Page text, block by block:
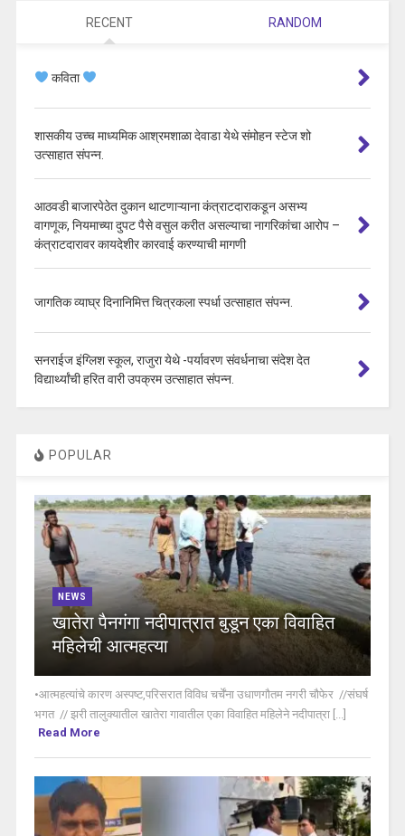
RECENT RANDOM
कविता
शासकीय उच्च माध्यमिक आश्रमशाळा देवाडा येथे संमोहन स्टेज शो
उत्साहात संपन्न.
आठवडी बाजारपेठेत दुकान थाटणाऱ्याना कंत्राटदाराकडून असभ्य
वागणूक, नियमाच्या दुपट पैसे वसुल करीत असल्याचा नागरिकांचा आरोप –
कंत्राटदारावर कायदेशीर कारवाई करण्याची मागणी
जागतिक व्याघ्र दिनानिमित्त चित्रकला स्पर्धा उत्साहात संपन्न.
सनराईज इंग्लिश स्कूल, राजुरा येथे -पर्यावरण संवर्धनाचा संदेश देत
विद्यार्थ्यांची हरित वारी उपक्रम उत्साहात संपन्न.
POPULAR
NEWS
खातेरा पैनगंगा नदीपात्रात बुडून एका विवाहित
महिलेची आत्महत्या
•आत्महत्यांचे कारण अस्पष्ट,परिसरात विविध चर्चेंना उधाणगौतम नगरी चौफेर //संघर्ष
भगत // झरी तालुक्यातील खातेरा गावातील एका विवाहित महिलेने नदीपात्रा [...]
Read More